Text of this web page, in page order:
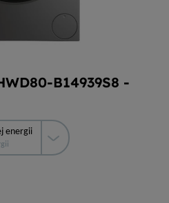
B14939S8 -
energii